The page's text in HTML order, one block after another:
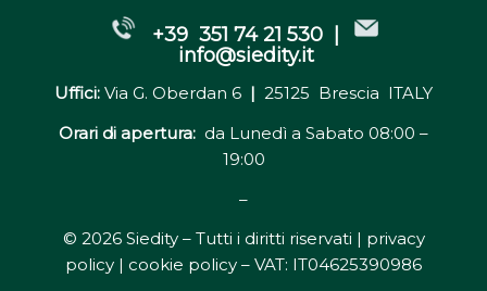
+39 351 74 21 530 |
info@siedity.it
Uffici: Via G. Oberdan 6 | 25125 Brescia ITALY
Orari di apertura: da Lunedì a Sabato 08:00 –
19:00
–
© 2026 Siedity – Tutti i diritti riservati | privacy
policy | cookie policy – VAT: IT04625390986